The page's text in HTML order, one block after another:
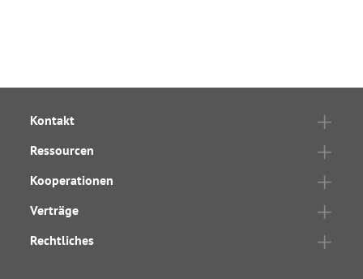
Kontakt
Ressourcen
Kooperationen
Verträge
Rechtliches